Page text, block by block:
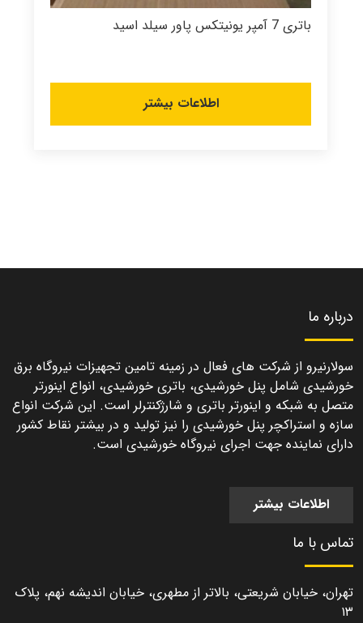
باتری 7 آمپر یونیتکس پاور سیلد اسید
اطلاعات بیشتر
درباره ما
سولارنیرو از شرکت های فعال در زمینه تامین تجهیزات نیروگاه برق
خورشیدی شامل پنل خورشیدی، باتری خورشیدی، انواع اینورتر
متصل به شبکه و اینورتر باتری و شارژکنترلر است. این شرکت انواع
سازه و استراکچر پنل خورشیدی را نیز تولید و در بیشتر نقاط کشور
دارای نماینده جهت اجرای نیروگاه خورشیدی است.
اطلاعات بیشتر
تماس با ما
تهران، خیابان شریعتی، بالاتر از مطهری، خیابان اندیشه نهم، پلاک
۱۳